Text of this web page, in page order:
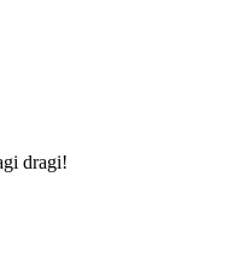
dragi!